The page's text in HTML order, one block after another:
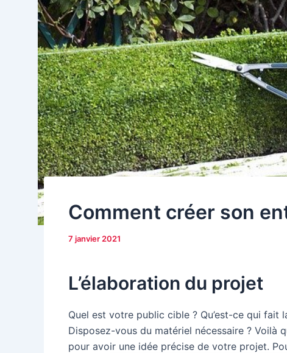
Comment créer son
7 janvier 2021
L’élaboration du projet
Quel est votre public cible ? Qu’est-ce qui
Disposez-vous du matériel nécessaire ? Voilà
pour avoir une idée précise de votre projet.